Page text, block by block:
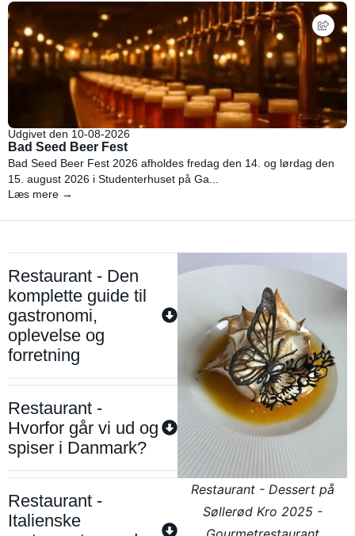
Udgivet den 10-08-2026
Bad Seed Beer Fest
Bad Seed Beer Fest 2026 afholdes fredag den 14. og lørdag den
15. august 2026 i Studenterhuset på Ga...
Læs mere →
Restaurant - Den
komplette guide til
gastronomi,
oplevelse og
forretning
Restaurant -
Hvorfor går vi ud og
spiser i Danmark?
Restaurant -
Italienske
Restaurant - Dessert på
Søllerød Kro 2025 -